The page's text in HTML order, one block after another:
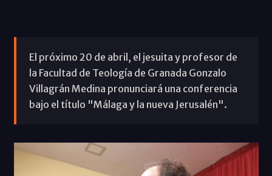
El próximo 20 de abril, el jesuita y profesor de
la Facultad de Teología de Granada Gonzalo
Villagrán Medina pronunciará una conferencia
bajo el título "Málaga y la nueva Jerusalén".